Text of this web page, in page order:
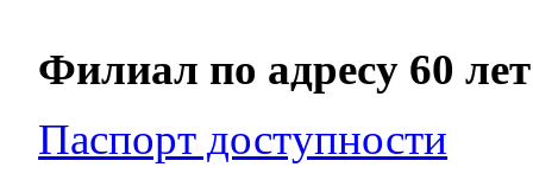
Филиал по адресу 60
Паспорт доступности